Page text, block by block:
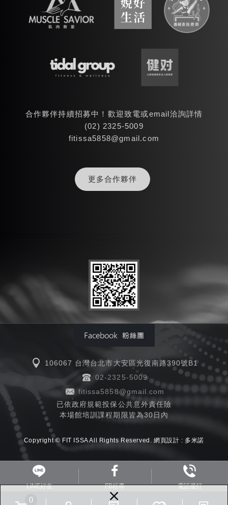
×
合作夥伴持續招募中！歡迎致電或email洽詢詳情
(02) 2325-5009
fitissa5858@gmail.com
更多合作夥伴
106067 台灣台北市大安區光復南路390號B1
02-2325-5009
fitissa5858@gmail.com
已依政府規範投保公共意外責任險
本場館培訓課程期限皆為30日內
Copyright © FIT ISSA All Rights Reserved. 網頁設計 : 多米諾
0
LINE好友 FB粉專 電話撥打